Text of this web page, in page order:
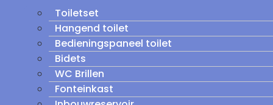
Toiletset
Hangend toilet
Bedieningspaneel toilet
Bidets
WC Brillen
Fonteinkast